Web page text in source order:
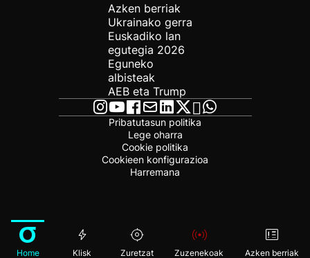
Azken berriak
Ukrainako gerra
Euskadiko lan
egutegia 2026
Eguneko
albisteak
AEB eta Trump
Pribatutasun politika
Lege oharra
Cookie politika
Cookieen konfigurazioa
Harremana
Home Klisk Zuretzat Zuzenekoak Azken berriak